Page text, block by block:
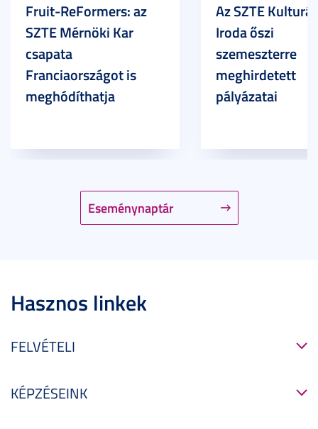
Eseménynaptár
Fruit-ReFormers: az
SZTE Mérnöki Kar
csapata
Franciaországot is
meghódíthatja
Az SZTE
Iroda őszi
szemeszterre
meghirdetett
pályázatai
Hasznos linkek
FELVÉTELI
KÉPZÉSEINK